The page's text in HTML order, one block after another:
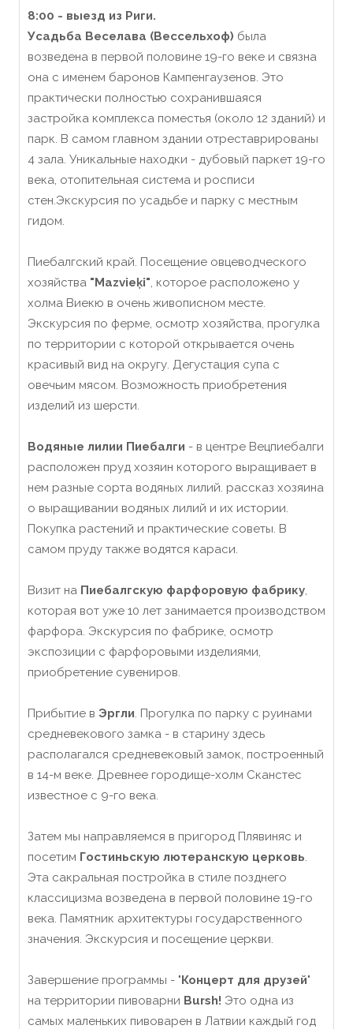
8:00 - выезд из Риги.
Усадьба Веселава (Вессельхоф) была
возведена в первой половине 19-го веке и связна
она с именем баронов Кампенгаузенов. Это
практически полностью сохранившаяся
застройка комплекса поместья (около 12 зданий) и
парк. В самом главном здании отреставрированы
4 зала. Уникальные находки - дубовый паркет 19-го
века, отопительная система и росписи
стен.Экскурсия по усадьбе и парку с местным
гидом.
Пиебалгский край. Посещение овцеводческого
хозяйства "Mazvieķi", которое расположено у
холма Виекю в очень живописном месте.
Экскурсия по ферме, осмотр хозяйства, прогулка
по территории с которой открывается очень
красивый вид на округу. Дегустация супа с
овечьим мясом. Возможность приобретения
изделий из шерсти.
Водяные лилии Пиебалги - в центре Вецпиебалги
расположен пруд хозяин которого выращивает в
нем разные сорта водяных лилий. рассказ хозяина
о выращивании водяных лилий и их истории.
Покупка растений и практические советы. В
самом пруду также водятся караси.
Визит на Пиебалгскую фарфоровую фабрику,
которая вот уже 10 лет занимается производством
фарфора. Экскурсия по фабрике, осмотр
экспозиции с фарфоровыми изделиями,
приобретение сувениров.
Прибытие в Эргли. Прогулка по парку с руинами
средневекового замка - в старину здесь
располагался средневековый замок, построенный
в 14-м веке. Древнее городище-холм Сканстес
известное с 9-го века.
Затем мы направляемся в пригород Плявиняс и
посетим Гостиньскую лютеранскую церковь.
Эта сакральная постройка в стиле позднего
классицизма возведена в первой половине 19-го
века. Памятник архитектуры государственного
значения. Экскурсия и посещение церкви.
Завершение программы - "Концерт для друзей"
на территории пивоварни Bursh! Это одна из
самых маленьких пивоварен в Латвии каждый год